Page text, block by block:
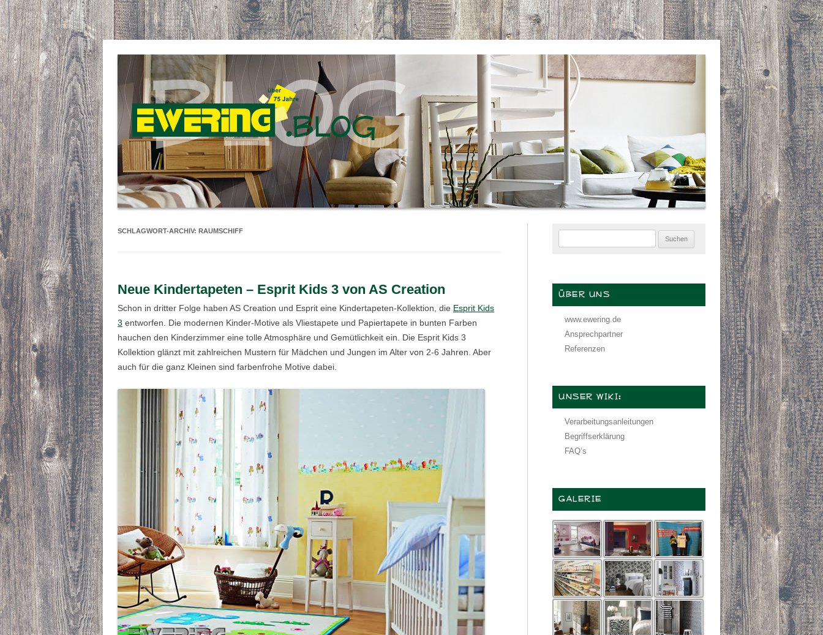
SCHLAGWORT-ARCHIV: RAUMSCHIFF
Neue Kindertapeten – Esprit Kids 3 von AS Creation
Schon in dritter Folge haben AS Creation und Esprit eine Kindertapeten-Kollektion, die Esprit Kids
3 entworfen. Die modernen Kinder-Motive als Vliestapete und Papiertapete in bunten Farben
hauchen den Kinderzimmer eine tolle Atmosphäre und Gemütlichkeit ein. Die Esprit Kids 3
Kollektion glänzt mit zahlreichen Mustern für Mädchen und Jungen im Alter von 2-6 Jahren. Aber
auch für die ganz Kleinen sind farbenfrohe Motive dabei.
ÜBER UNS
www.ewering.de
Ansprechpartner
Referenzen
UNSER WIKI:
Verarbeitungsanleitungen
Begriffserklärung
FAQ‘s
GALERIE